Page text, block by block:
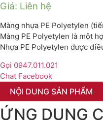
Giá: Liên hệ
Màng nhựa PE Polyetylen
Màng PE Polyetylen là một
Nhựa PE Polyetylen được
Gọi 0947.011.021
Chat Facebook
NỘI DUNG SẢN PHẨM
ỨNG DỤNG